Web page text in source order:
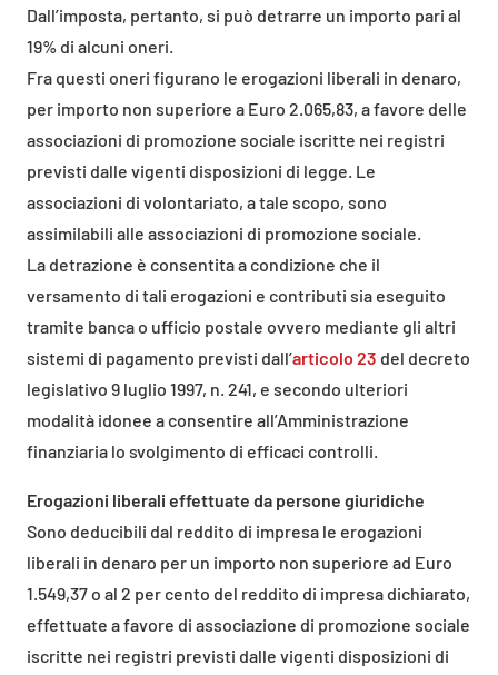
Dall’imposta, pertanto, si può detrarre un importo pari al
19% di alcuni oneri.
Fra questi oneri figurano le erogazioni liberali in denaro,
per importo non superiore a Euro 2.065,83, a favore delle
associazioni di promozione sociale iscritte nei registri
previsti dalle vigenti disposizioni di legge. Le
associazioni di volontariato, a tale scopo, sono
assimilabili alle associazioni di promozione sociale.
La detrazione è consentita a condizione che il
versamento di tali erogazioni e contributi sia eseguito
tramite banca o ufficio postale ovvero mediante gli altri
sistemi di pagamento previsti dall’articolo 23 del decreto
legislativo 9 luglio 1997, n. 241, e secondo ulteriori
modalità idonee a consentire all’Amministrazione
finanziaria lo svolgimento di efficaci controlli.
Erogazioni liberali effettuate da persone giuridiche
Sono deducibili dal reddito di impresa le erogazioni
liberali in denaro per un importo non superiore ad Euro
1.549,37 o al 2 per cento del reddito di impresa dichiarato,
effettuate a favore di associazione di promozione sociale
iscritte nei registri previsti dalle vigenti disposizioni di